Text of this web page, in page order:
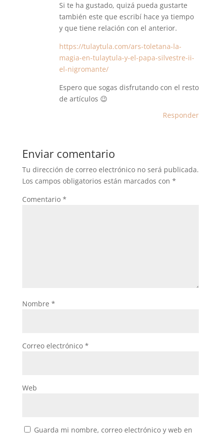
Si te ha gustado, quizá pueda gustarte
también este que escribí hace ya tiempo
y que tiene relación con el anterior.
https://tulaytula.com/ars-toletana-la-
magia-en-tulaytula-y-el-papa-silvestre-ii-
el-nigromante/
Espero que sogas disfrutando con el resto
de artículos 😉
Responder
Enviar comentario
Tu dirección de correo electrónico no será publicada.
Los campos obligatorios están marcados con *
Comentario *
Nombre *
Correo electrónico *
Web
Guarda mi nombre, correo electrónico y web en